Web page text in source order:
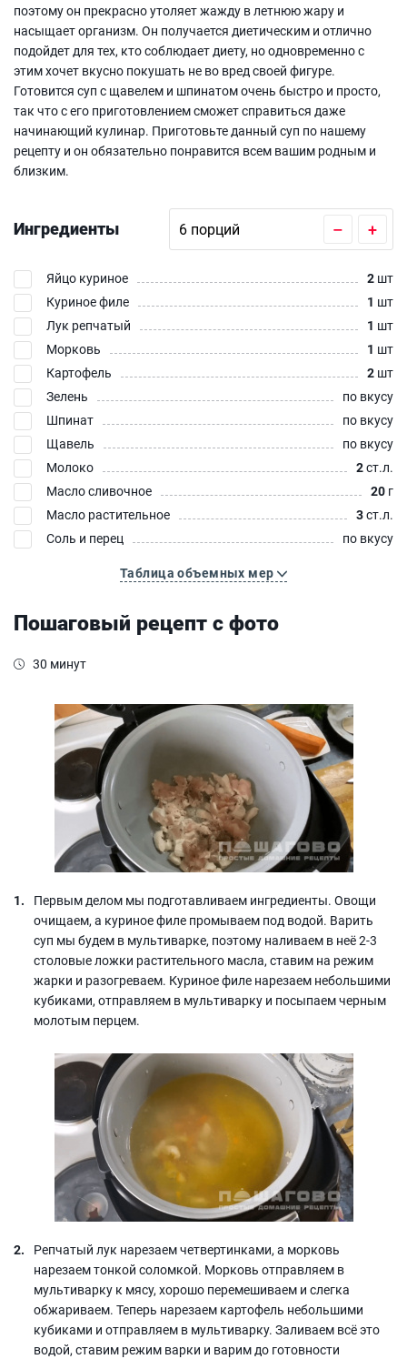
поэтому он прекрасно утоляет жажду в летнюю жару и
насыщает организм. Он получается диетическим и отлично
подойдет для тех, кто соблюдает диету, но одновременно с
этим хочет вкусно покушать не во вред своей фигуре.
Готовится суп с щавелем и шпинатом очень быстро и просто,
так что с его приготовлением сможет справиться даже
начинающий кулинар. Приготовьте данный суп по нашему
рецепту и он обязательно понравится всем вашим родным и
близким.
Ингредиенты – +
Яйцо куриное 2 шт
Куриное филе
1 шт
Лук репчатый
1 шт
Морковь
1 шт
Картофель
2 шт
Зелень
по вкусу
Шпинат
по вкусу
Щавель
по вкусу
Молоко
2ст.л.
Масло сливочное
20 г
Масло растительное
3ст.л.
Соль и перец
по вкусу
Таблица объемных мер
Пошаговый рецепт с фото
30 минут
Первым делом мы подготавливаем ингредиенты. Овощи
очищаем, а куриное филе промываем под водой. Варить
суп мы будем в мультиварке, поэтому наливаем в неё 2-3
столовые ложки растительного масла, ставим на режим
жарки и разогреваем. Куриное филе нарезаем небольшими
кубиками, отправляем в мультиварку и посыпаем черным
молотым перцем.
Репчатый лук нарезаем четвертинками, а морковь
нарезаем тонкой соломкой. Морковь отправляем в
мультиварку к мясу, хорошо перемешиваем и слегка
обжариваем. Теперь нарезаем картофель небольшими
кубиками и отправляем в мультиварку. Заливаем всё это
водой, ставим режим варки и варим до готовности